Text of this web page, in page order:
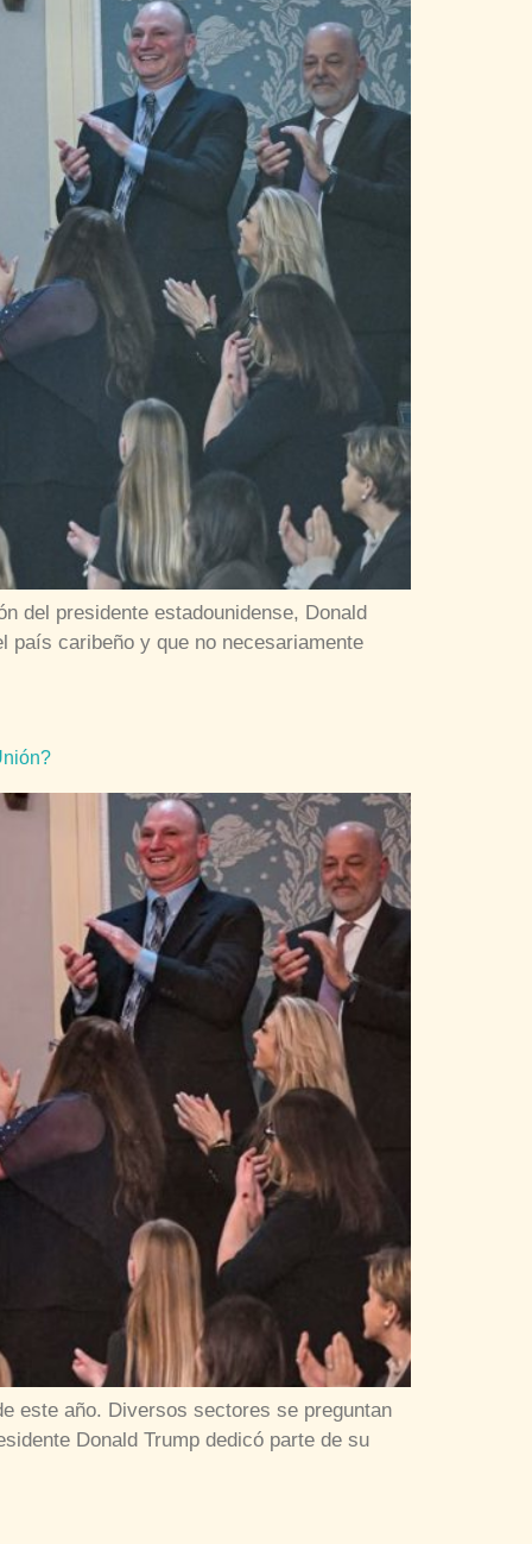
del presidente estadounidense, Donald
país caribeño y que no necesariamente
este año. Diversos sectores se preguntan
Donald Trump dedicó parte de su